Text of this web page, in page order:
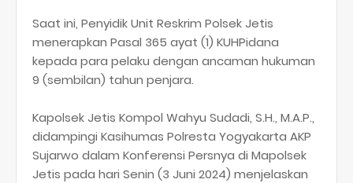
Saat ini, Penyidik Unit Reskrim Polsek Jetis
menerapkan Pasal 365 ayat (1) KUHPidana
kepada para pelaku dengan ancaman hukuman
9 (sembilan) tahun penjara.
Kapolsek Jetis Kompol Wahyu Sudadi, S.H., M.A.P.,
didampingi Kasihumas Polresta Yogyakarta AKP
Sujarwo dalam Konferensi Persnya di Mapolsek
Jetis pada hari Senin (3 Juni 2024) menjelaskan